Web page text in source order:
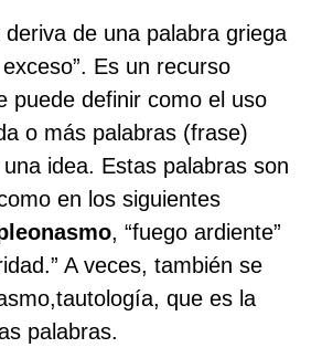
de una palabra griega
Es un recurso
puede definir como el uso
o más palabras (frase)
idea. Estas palabras son
en los siguientes
, “fuego ardiente”
A veces, también se
que es la
palabras.